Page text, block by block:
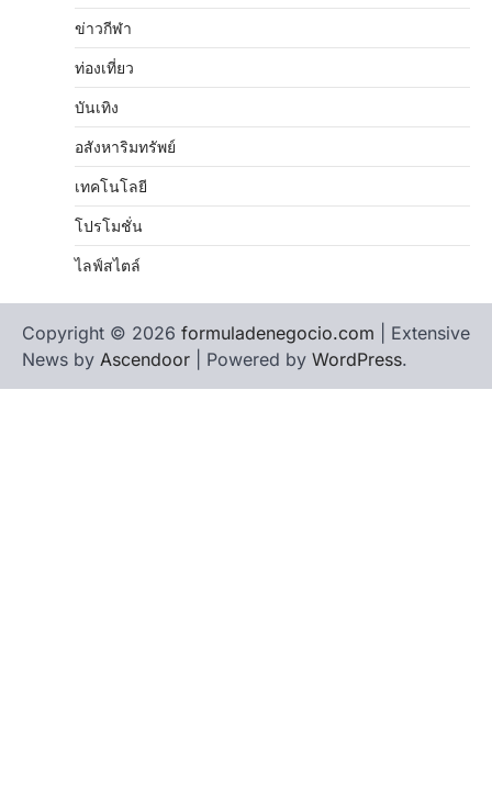
ข่าวกีฬา
ท่องเที่ยว
บันเทิง
อสังหาริมทรัพย์
เทคโนโลยี
โปรโมชั่น
ไลฟ์สไตล์
Copyright © 2026 formuladenegocio.com | Extensive
News by Ascendoor | Powered by WordPress.